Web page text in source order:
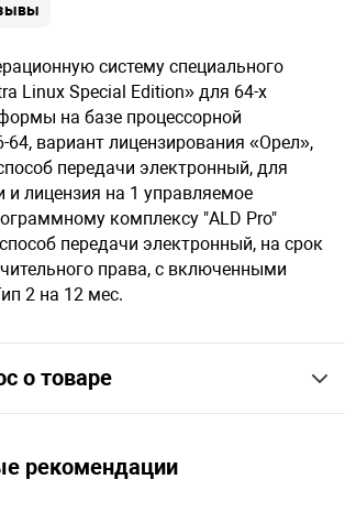
систему специального
Linux Special Edition» для 64-х
на базе процессорной
64, вариант лицензирования «Орел»,
передачи электронный, для
и лицензия на 1 управляемое
комплексу "ALD Pro"
передачи электронный, на срок
права, с включенными
2 на 12 мес.
о товаре
рекомендации